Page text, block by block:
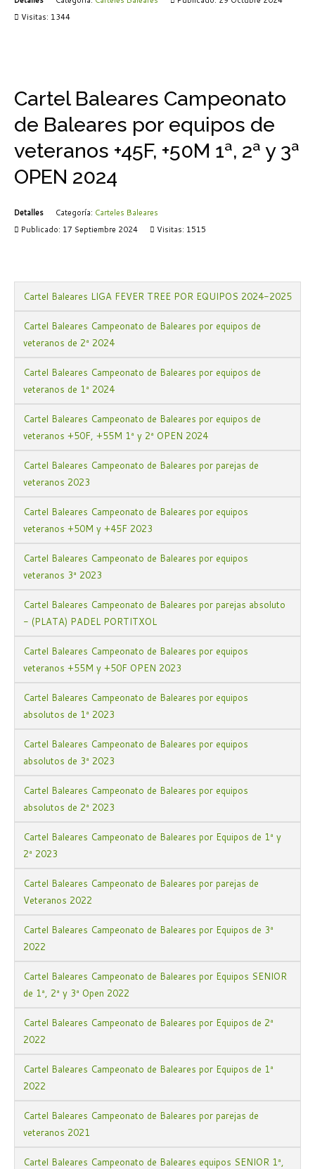
Visitas: 1344
Cartel Baleares Campeonato
de Baleares por equipos de
veteranos +45F, +50M 1ª, 2ª y 3ª
OPEN 2024
Detalles Categoría: Carteles Baleares
Publicado: 17 Septiembre 2024
Visitas: 1515
Cartel Baleares LIGA FEVER TREE POR EQUIPOS 2024-2025
Cartel Baleares Campeonato de Baleares por equipos de
veteranos de 2ª 2024
Cartel Baleares Campeonato de Baleares por equipos de
veteranos de 1ª 2024
Cartel Baleares Campeonato de Baleares por equipos de
veteranos +50F, +55M 1ª y 2ª OPEN 2024
Cartel Baleares Campeonato de Baleares por parejas de
veteranos 2023
Cartel Baleares Campeonato de Baleares por equipos
veteranos +50M y +45F 2023
Cartel Baleares Campeonato de Baleares por equipos
veteranos 3ª 2023
Cartel Baleares Campeonato de Baleares por parejas absoluto
- (PLATA) PADEL PORTITXOL
Cartel Baleares Campeonato de Baleares por equipos
veteranos +55M y +50F OPEN 2023
Cartel Baleares Campeonato de Baleares por equipos
absolutos de 1ª 2023
Cartel Baleares Campeonato de Baleares por equipos
absolutos de 3ª 2023
Cartel Baleares Campeonato de Baleares por equipos
absolutos de 2ª 2023
Cartel Baleares Campeonato de Baleares por Equipos de 1ª y
2ª 2023
Cartel Baleares Campeonato de Baleares por parejas de
Veteranos 2022
Cartel Baleares Campeonato de Baleares por Equipos de 3ª
2022
Cartel Baleares Campeonato de Baleares por Equipos SENIOR
de 1ª, 2ª y 3ª Open 2022
Cartel Baleares Campeonato de Baleares por Equipos de 2ª
2022
Cartel Baleares Campeonato de Baleares por Equipos de 1ª
2022
Cartel Baleares Campeonato de Baleares por parejas de
veteranos 2021
Cartel Baleares Campeonato de Baleares equipos SENIOR 1ª,